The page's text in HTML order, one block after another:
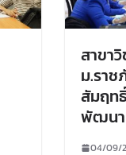
สาขา
ม.รา
สัมฤท
พัฒน
04/09/